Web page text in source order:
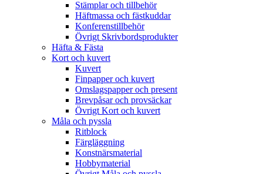
Stämplar och tillbehör
Häftmassa och fästkuddar
Konferenstillbehör
Övrigt Skrivbordsprodukter
Häfta & Fästa
Kort och kuvert
Kuvert
Finpapper och kuvert
Omslagspapper och present
Brevpåsar och provsäckar
Övrigt Kort och kuvert
Måla och pyssla
Ritblock
Färgläggning
Konstnärsmaterial
Hobbymaterial